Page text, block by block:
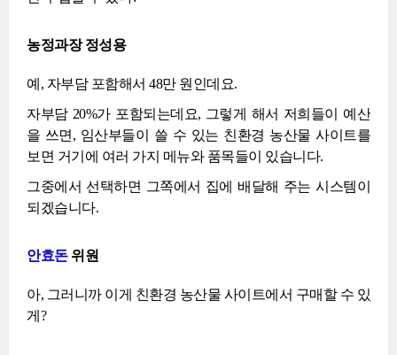
농정과장 정성용
예, 자부담 포함해서 48만 원인데요.
자부담 20%가 포함되는데요, 그렇게 해서 저희들이 예산
을 쓰면, 임산부들이 쓸 수 있는 친환경 농산물 사이트를
보면 거기에 여러 가지 메뉴와 품목들이 있습니다.
그중에서 선택하면 그쪽에서 집에 배달해 주는 시스템이
되겠습니다.
안효돈위원
아, 그러니까 이게 친환경 농산물 사이트에서 구매할 수 있
게?